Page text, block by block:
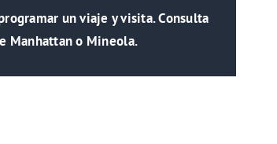
un viaje y visita. Consulta
Manhattan o Mineola.